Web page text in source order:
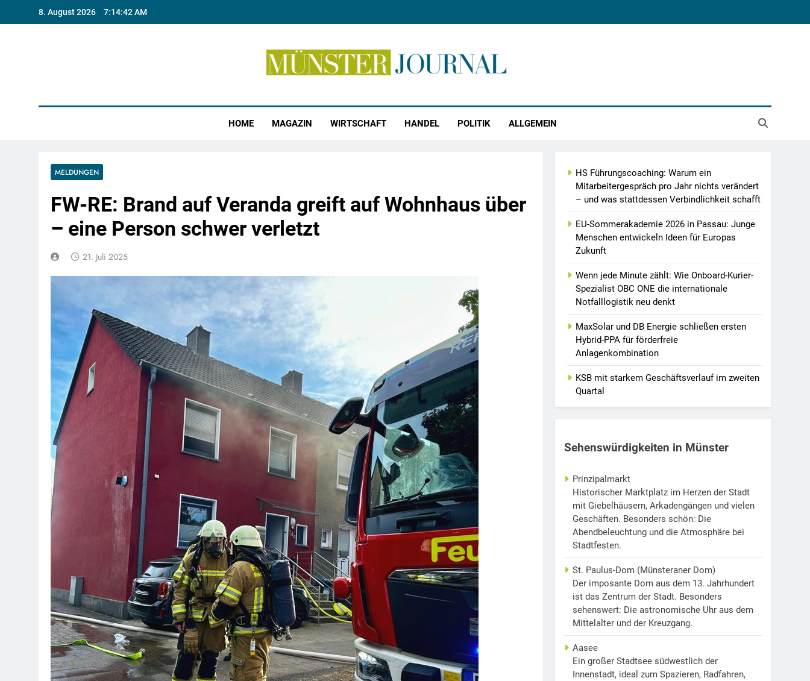
8. August 2026 7:14:43 AM
HOME MAGAZIN WIRTSCHAFT HANDEL POLITIK ALLGEMEIN
MELDUNGEN
FW-RE: Brand auf Veranda greift auf Wohnhaus über
– eine Person schwer verletzt
21. Juli 2025
HS Führungscoaching: Warum ein
Mitarbeitergespräch pro Jahr nichts verändert
– und was stattdessen Verbindlichkeit schafft
EU-Sommerakademie 2026 in Passau: Junge
Menschen entwickeln Ideen für Europas
Zukunft
Wenn jede Minute zählt: Wie Onboard-Kurier-
Spezialist OBC ONE die internationale
Notfalllogistik neu denkt
MaxSolar und DB Energie schließen ersten
Hybrid-PPA für förderfreie
Anlagenkombination
KSB mit starkem Geschäftsverlauf im zweiten
Quartal
Sehenswürdigkeiten in Münster
Prinzipalmarkt
Historischer Marktplatz im Herzen der Stadt
mit Giebelhäusern, Arkadengängen und vielen
Geschäften. Besonders schön: Die
Abendbeleuchtung und die Atmosphäre bei
Stadtfesten.
St. Paulus-Dom (Münsteraner Dom)
Der imposante Dom aus dem 13. Jahrhundert
ist das Zentrum der Stadt. Besonders
sehenswert: Die astronomische Uhr aus dem
Mittelalter und der Kreuzgang.
Aasee
Ein großer Stadtsee südwestlich der
Innenstadt, ideal zum Spazieren, Radfahren,